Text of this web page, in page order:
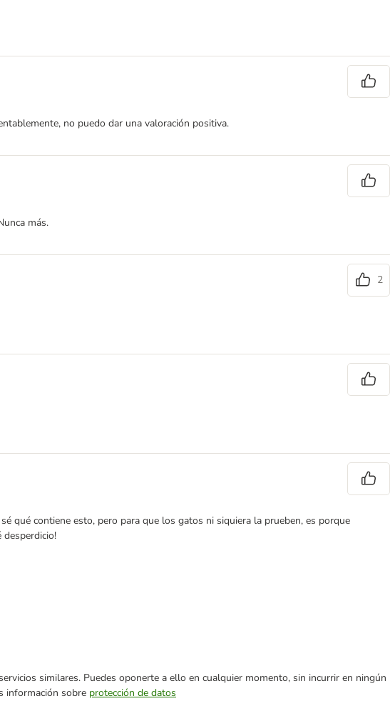
no puedo dar una valoración positiva.
más.
2
qué contiene esto, pero para que los gatos ni siquiera la prueben, es porque
similares. Puedes oponerte a ello en cualquier momento, sin incurrir en ningún
información sobre protección de datos